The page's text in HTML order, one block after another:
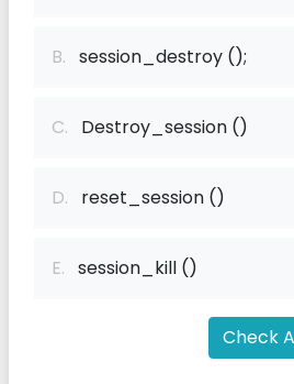
B. session_destroy ();
C. Destroy_session ()
D. reset_session ()
E. session_kill ()
Check